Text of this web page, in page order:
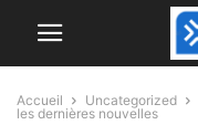
Accueil Uncategorized
les dernières nouvelles